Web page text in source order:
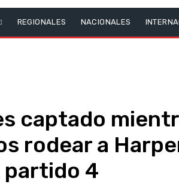
REGIONALES NACIONALES
captado
rodear a
partido 4